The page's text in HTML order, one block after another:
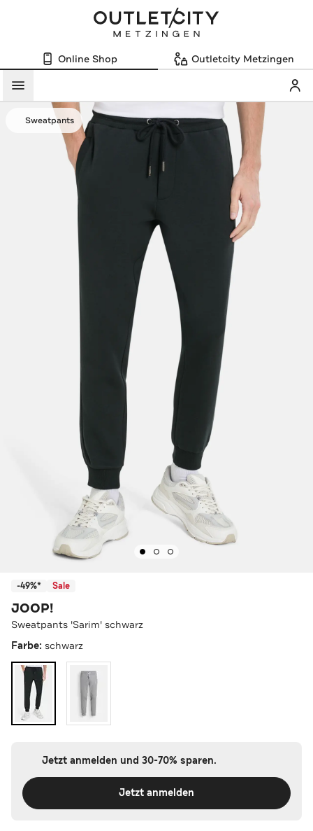
Online Shop Outletcity Metzingen
Menü
Sweatpants
-49%* Sale
JOOP!
Sweatpants 'Sarim' schwarz
Farbe: schwarz
Jetzt anmelden und 30-70% sparen.
Jetzt anmelden